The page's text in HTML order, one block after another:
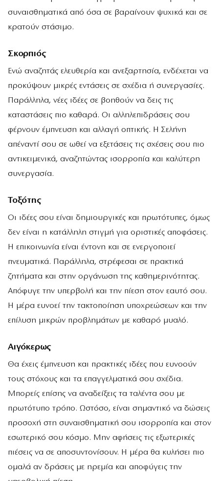
συναισθηματικά από όσα σε βαραίνουν ψυχικά και σε
κρατούν στάσιμο.
Σκορπιός
Ενώ αναζητάς ελευθερία και ανεξαρτησία, ενδέχεται να
προκύψουν μικρές εντάσεις σε σχέδια ή συνεργασίες.
Παράλληλα, νέες ιδέες σε βοηθούν να δεις τις
καταστάσεις πιο καθαρά. Οι αλληλεπιδράσεις σου
φέρνουν έμπνευση και αλλαγή οπτικής. Η Σελήνη
απέναντί σου σε ωθεί να εξετάσεις τις σχέσεις σου πιο
αντικειμενικά, αναζητώντας ισορροπία και καλύτερη
συνεργασία.
Τοξότης
Οι ιδέες σου είναι δημιουργικές και πρωτότυπες, όμως
δεν είναι η κατάλληλη στιγμή για οριστικές αποφάσεις.
Η επικοινωνία είναι έντονη και σε ενεργοποιεί
πνευματικά. Παράλληλα, στρέφεσαι σε πρακτικά
ζητήματα και στην οργάνωση της καθημερινότητας.
Απόφυγε την υπερβολή και την πίεση στον εαυτό σου.
Η μέρα ευνοεί την τακτοποίηση υποχρεώσεων και την
επίλυση μικρών προβλημάτων με καθαρό μυαλό.
Αιγόκερως
Θα έχεις έμπνευση και πρακτικές ιδέες που ευνοούν
τους στόχους και τα επαγγελματικά σου σχέδια.
Μπορείς επίσης να αναδείξεις τα ταλέντα σου με
πρωτότυπο τρόπο. Ωστόσο, είναι σημαντικό να δώσεις
προσοχή στη συναισθηματική σου ισορροπία και στον
εσωτερικό σου κόσμο. Μην αφήσεις τις εξωτερικές
πιέσεις να σε αποσυντονίσουν. Η μέρα θα κυλήσει πιο
ομαλά αν δράσεις με ηρεμία και αποφύγεις την